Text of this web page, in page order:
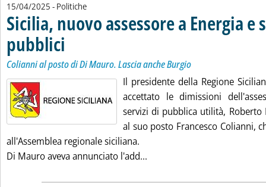
15/04/2025 - Politiche
Sicilia, nuovo assessore a Energia e
pubblici . Sottotitolo: Colianni al posto di Di Mauro. Lascia anche Burgio
Colianni al posto di Di Mauro. Lascia anche Burgio
Il presidente della Regione
accettato le dimissioni
servizi di pubblica utilità, Roberto
al suo posto Francesco Colianni,
all'Assemblea regionale siciliana.
Di Mauro aveva annunciato l'add...